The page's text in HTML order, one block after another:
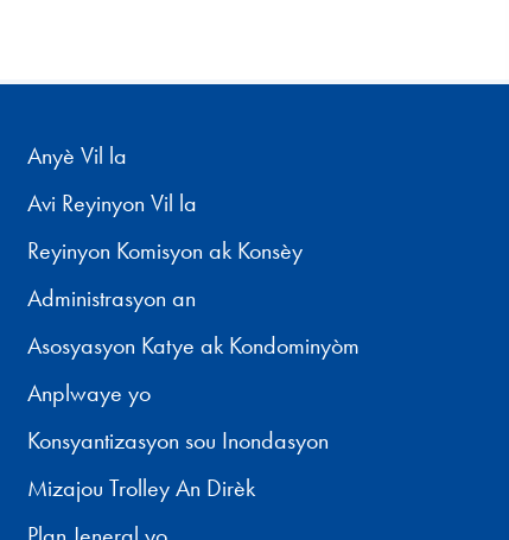
Anyè Vil la
Avi Reyinyon Vil la
Reyinyon Komisyon ak Konsèy
Administrasyon an
Asosyasyon Katye ak Kondominyòm
Anplwaye yo
Konsyantizasyon sou Inondasyon
Mizajou Trolley An Dirèk